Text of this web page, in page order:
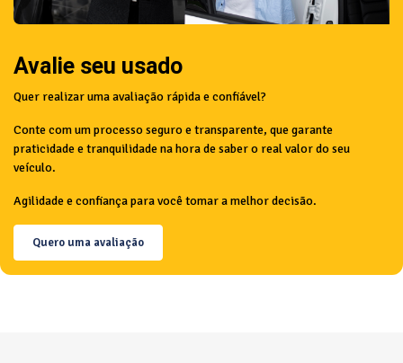
Avalie seu usado
Quer realizar uma avaliação rápida e confiável?
Conte com um processo seguro e transparente, que garante
praticidade e tranquilidade na hora de saber o real valor do seu
veículo.
Agilidade e confiança para você tomar a melhor decisão.
Quero uma avaliação